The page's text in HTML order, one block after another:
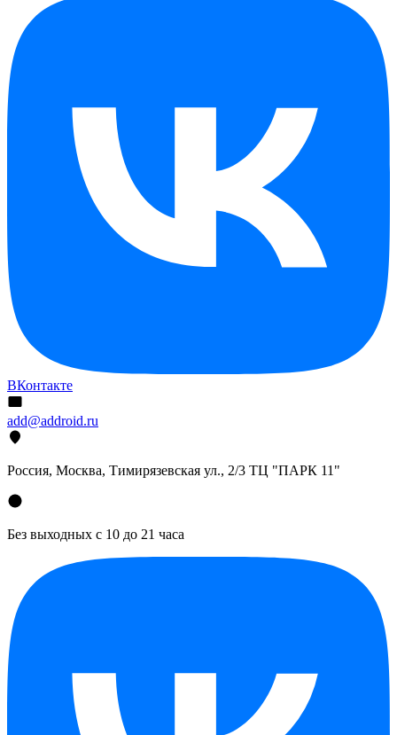
ВКонтакте
add@addroid.ru
Россия, Москва, Тимирязевская ул., 2/3 ТЦ "ПАРК 11"
Без выходных с 10 до 21 часа